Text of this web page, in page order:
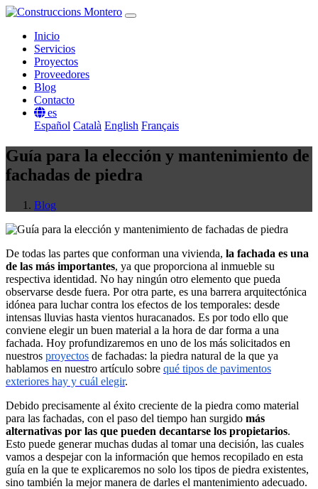
Inicio
Servicios
Proyectos
Proveedores
Blog
Contacto
es
Español Català English Français
Guía para la elección y mantenimiento de
fachadas de piedra
Blog
De todas las partes que conforman una vivienda, la fachada es una
de las más importantes, ya que proporciona al inmueble su
respectiva identidad. No hay ningún otro elemento que pueda
observarse desde fuera. Por otra parte, es una barrera arquitectónica
idónea para luchar contra los efectos de los temporales: desde
intensas lluvias hasta vientos huracanados. Es por todo ello que
conviene elegir un buen material a la hora de dar forma a una
fachada. Hoy profundizaremos en uno de los más solicitados en
nuestros proyectos de fachadas: la piedra natural de la que ya
hablamos en nuestro artículo sobre qué tipos de pavimentos
exteriores hay y cuál elegir.
Debido precisamente al éxito creciente de la piedra como material
para las fachadas, con el paso del tiempo han surgido más
alternativas por las que pueden decantarse los propietarios.
Esto puede generar muchas dudas al tomar una decisión, las cuales
vamos a despejar con la información que hemos recopilado en esta
guía en la que te explicaremos no solo los tipos de piedra existentes,
sino también la mejor manera de darles el mantenimiento adecuado.